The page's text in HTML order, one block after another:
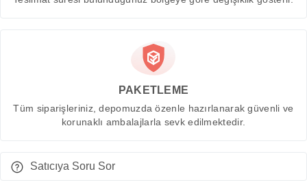
PAKETLEME
Tüm siparişleriniz, depomuzda özenle hazırlanarak güvenli ve
korunaklı ambalajlarla sevk edilmektedir.
Satıcıya Soru Sor